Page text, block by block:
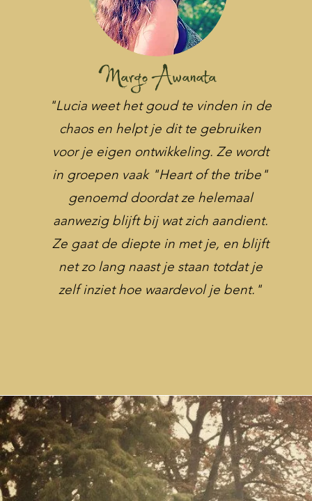
Margo Awanata
"Lucia weet het goud te vinden in de
chaos en helpt je dit te gebruiken
voor je eigen ontwikkeling. Ze wordt
in groepen vaak "Heart of the tribe"
genoemd doordat ze helemaal
aanwezig blijft bij wat zich aandient.
Ze gaat de diepte in met je, en blijft
net zo lang naast je staan totdat je
zelf inziet hoe waardevol je bent."